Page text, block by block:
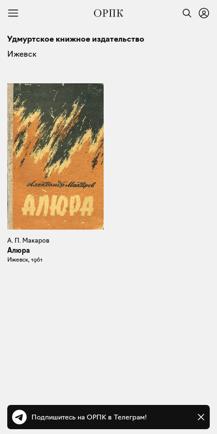
Удмуртское книжное издательство
Ижевск
А. П. Макаров
Алюра
Ижевск, 1961
Подпишитесь на ОРПК в Телеграм!